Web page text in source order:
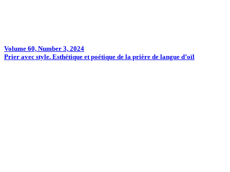
Volume 60, Number 3, 2024
Prier avec style. Esthétique et poétique de la prière de langue d’oïl